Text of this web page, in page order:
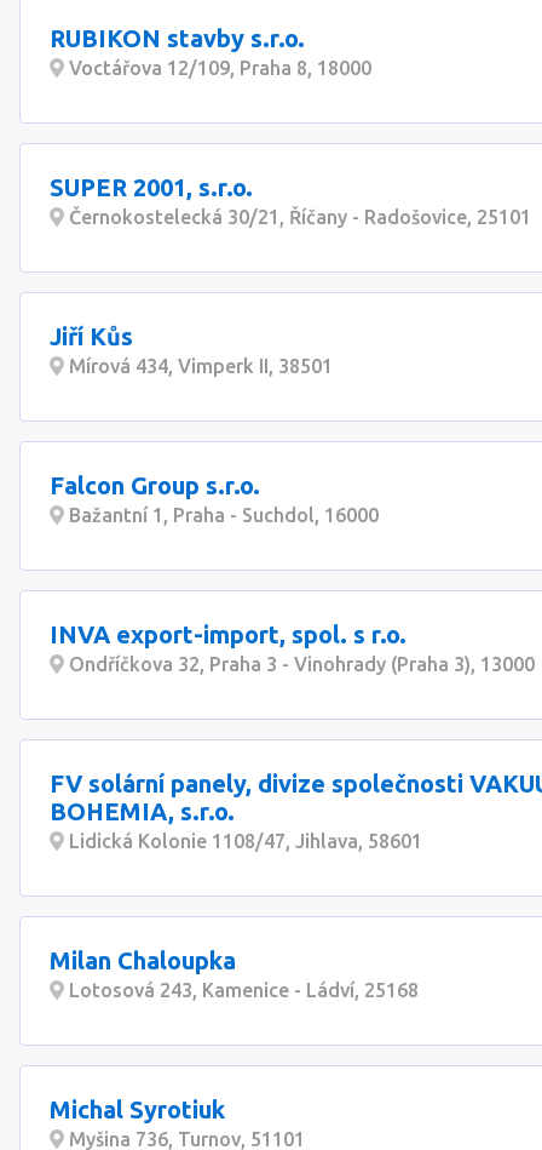
RUBIKON stavby s.r.o.
Voctářova 12/109, Praha 8, 18000
SUPER 2001, s.r.o.
Černokostelecká 30/21, Říčany - Radošovice, 25101
Jiří Kůs
Mírová 434, Vimperk II, 38501
Falcon Group s.r.o.
Bažantní 1, Praha - Suchdol, 16000
INVA export-import, spol. s r.o.
Ondříčkova 32, Praha 3 - Vinohrady (Praha 3), 13000
FV solární panely, divize společnosti
BOHEMIA, s.r.o.
Lidická Kolonie 1108/47, Jihlava, 58601
Milan Chaloupka
Lotosová 243, Kamenice - Ládví, 25168
Michal Syrotiuk
Myšina 736, Turnov, 51101